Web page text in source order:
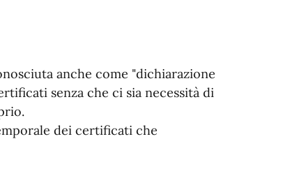
anche come "dichiarazione
senza che ci sia necessità di
dei certificati che